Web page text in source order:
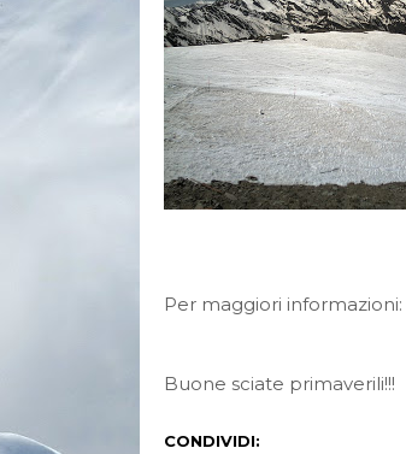
Per maggiori informazioni:
Buone sciate primaverili!!!
CONDIVIDI: